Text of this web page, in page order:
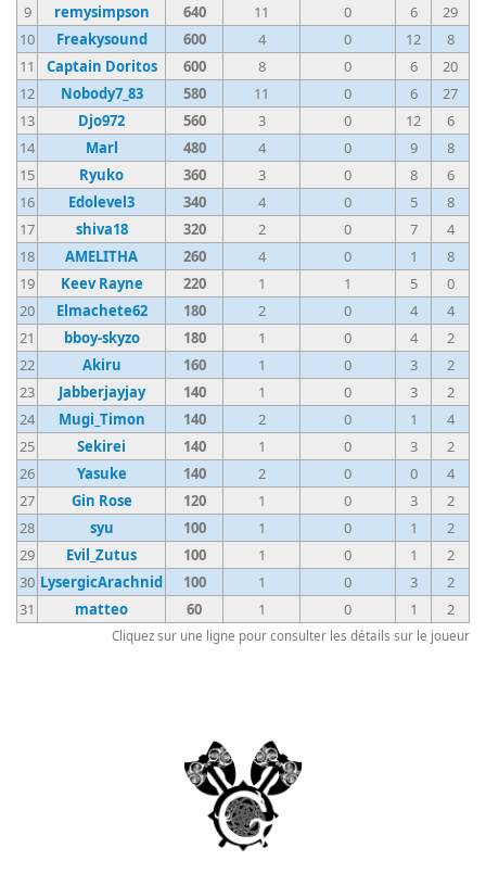
9 remysimpson 640 11 0 6
29
10
Freakysound 600 4 0 12
8
11
Captain Doritos 600 8 0 6
20
12
Nobody7_83 580 11 0 6
27
13
Djo972 560 3 0 12
6
14
Marl 480 4 0 9
8
15
Ryuko 360 3 0 8
6
16
Edolevel3 340 4 0 5
8
17
shiva18 320 2 0 7
4
18
AMELITHA 260 4 0 1
8
19
Keev Rayne 220 1 1 5
0
20
Elmachete62 180 2 0 4
4
21
bboy-skyzo 180 1 0 4
2
22
Akiru 160 1 0 3
2
23
Jabberjayjay 140 1 0 3
2
24
Mugi_Timon 140 2 0 1
4
25
Sekirei 140 1 0 3
2
26
Yasuke 140 2 0 0
4
27
Gin Rose 120 1 0 3
2
28
syu 100 1 0 1
2
29
Evil_Zutus 100 1 0 1
2
30 LysergicArachnid 100 1 0 3
2
31
matteo 60 1 0 1 2
Cliquez sur une ligne pour consulter les détails sur le joueur